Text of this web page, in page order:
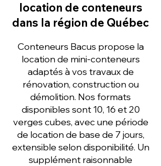
location de conteneurs
dans la région de Québec
Conteneurs Bacus propose la
location de mini-conteneurs
adaptés à vos travaux de
rénovation, construction ou
démolition. Nos formats
disponibles sont 10, 16 et 20
verges cubes, avec une période
de location de base de 7 jours,
extensible selon disponibilité. Un
supplément raisonnable